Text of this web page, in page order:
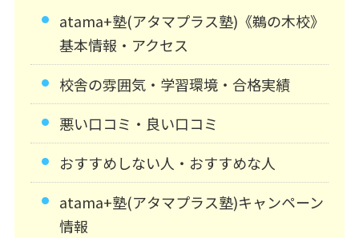
atama+塾(アタマプラス塾)《鵜の木校》
基本情報・アクセス
校舎の雰囲気・学習環境・合格実績
悪い口コミ・良い口コミ
おすすめしない人・おすすめな人
atama+塾(アタマプラス塾)キャンペーン
情報